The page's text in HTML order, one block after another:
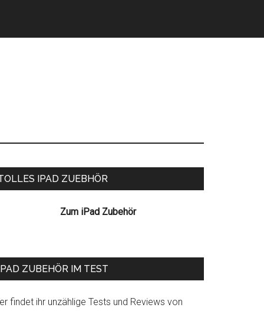
IPAD ZUEBHÖR
Zum iPad Zubehör
ZUBEHÖR IM TEST
findet ihr unzählige Tests und Reviews von